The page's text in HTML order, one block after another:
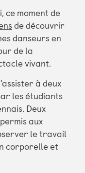
ce moment de
de découvrir
danseurs en
de la
vivant.
à deux
les étudiants
Deux
aux
le travail
corporelle et